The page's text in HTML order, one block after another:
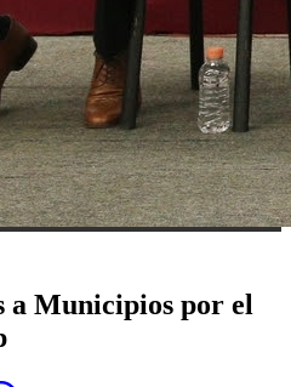
a Municipios por el